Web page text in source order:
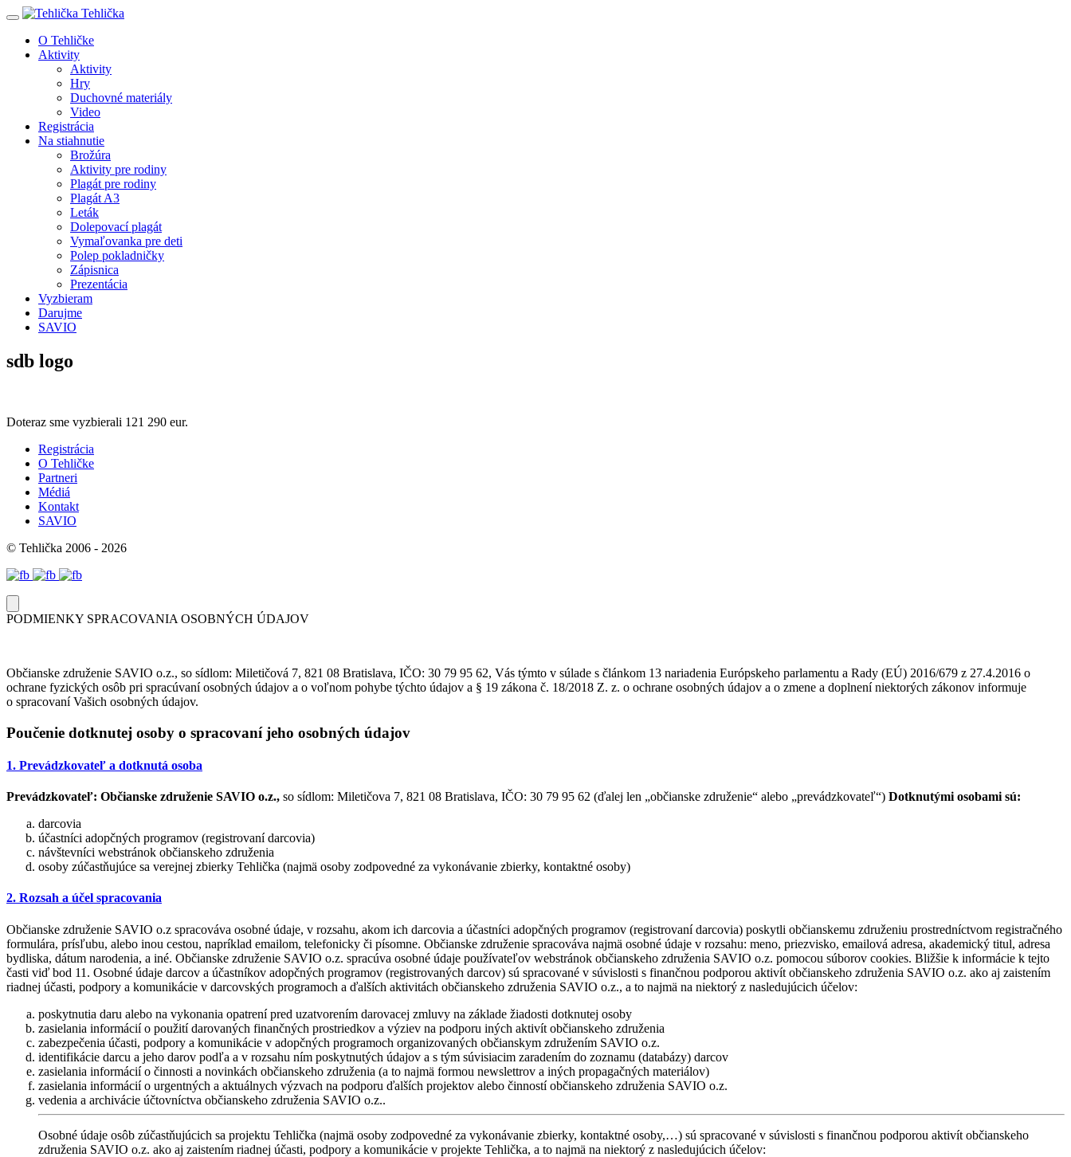
Tehlička
O Tehličke
Aktivity
Aktivity
Hry
Duchovné materiály
Video
Registrácia
Na stiahnutie
Brožúra
Aktivity pre rodiny
Plagát pre rodiny
Plagát A3
Leták
Dolepovací plagát
Vymaľovanka pre deti
Polep pokladničky
Zápisnica
Prezentácia
Vyzbieram
Darujme
SAVIO
sdb logo
Doteraz sme vyzbierali 121 290 eur.
Registrácia
O Tehličke
Partneri
Médiá
Kontakt
SAVIO
© Tehlička 2006 - 2026
PODMIENKY SPRACOVANIA OSOBNÝCH ÚDAJOV
Občianske združenie SAVIO o.z., so sídlom: Miletičová 7, 821 08 Bratislava, IČO: 30 79 95 62, Vás týmto v súlade s článkom 13 nariadenia Európskeho parlamentu a Rady (EÚ) 2016/679 z 27.4.2016 o
ochrane fyzických osôb pri spracúvaní osobných údajov a o voľnom pohybe týchto údajov a § 19 zákona č. 18/2018 Z. z. o ochrane osobných údajov a o zmene a doplnení niektorých zákonov informuje
o spracovaní Vašich osobných údajov.
Poučenie dotknutej osoby o spracovaní jeho osobných údajov
1. Prevádzkovateľ a dotknutá osoba
Prevádzkovateľ: Občianske združenie SAVIO o.z., so sídlom: Miletičova 7, 821 08 Bratislava, IČO: 30 79 95 62 (ďalej len „občianske združenie“ alebo „prevádzkovateľ“) Dotknutými osobami sú:
darcovia
účastníci adopčných programov (registrovaní darcovia)
návštevníci webstránok občianskeho združenia
osoby zúčastňujúce sa verejnej zbierky Tehlička (najmä osoby zodpovedné za vykonávanie zbierky, kontaktné osoby)
2. Rozsah a účel spracovania
Občianske združenie SAVIO o.z spracováva osobné údaje, v rozsahu, akom ich darcovia a účastníci adopčných programov (registrovaní darcovia) poskytli občianskemu združeniu prostredníctvom registračného
formulára, prísľubu, alebo inou cestou, napríklad emailom, telefonicky či písomne. Občianske združenie spracováva najmä osobné údaje v rozsahu: meno, priezvisko, emailová adresa, akademický titul, adresa
bydliska, dátum narodenia, a iné. Občianske združenie SAVIO o.z. spracúva osobné údaje používateľov webstránok občianskeho združenia SAVIO o.z. pomocou súborov cookies. Bližšie k informácie k tejto
časti viď bod 11. Osobné údaje darcov a účastníkov adopčných programov (registrovaných darcov) sú spracované v súvislosti s finančnou podporou aktivít občianskeho združenia SAVIO o.z. ako aj zaistením
riadnej účasti, podpory a komunikácie v darcovských programoch a ďalších aktivitách občianskeho združenia SAVIO o.z., a to najmä na niektorý z nasledujúcich účelov:
poskytnutia daru alebo na vykonania opatrení pred uzatvorením darovacej zmluvy na základe žiadosti dotknutej osoby
zasielania informácií o použití darovaných finančných prostriedkov a výziev na podporu iných aktivít občianskeho združenia
zabezpečenia účasti, podpory a komunikácie v adopčných programoch organizovaných občianskym združením SAVIO o.z.
identifikácie darcu a jeho darov podľa a v rozsahu ním poskytnutých údajov a s tým súvisiacim zaradením do zoznamu (databázy) darcov
zasielania informácií o činnosti a novinkách občianskeho združenia (a to najmä formou newslettrov a iných propagačných materiálov)
zasielania informácií o urgentných a aktuálnych výzvach na podporu ďalších projektov alebo činností občianskeho združenia SAVIO o.z.
vedenia a archivácie účtovníctva občianskeho združenia SAVIO o.z..
Osobné údaje osôb zúčastňujúcich sa projektu Tehlička (najmä osoby zodpovedné za vykonávanie zbierky, kontaktné osoby,…) sú spracované v súvislosti s finančnou podporou aktivít občianskeho
združenia SAVIO o.z. ako aj zaistením riadnej účasti, podpory a komunikácie v projekte Tehlička, a to najmä na niektorý z nasledujúcich účelov: